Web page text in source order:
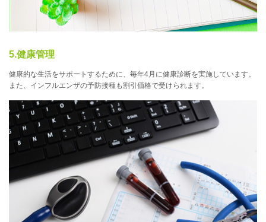
5.健康管理
健康的な生活をサポートするために、毎年4月に健康診断を実施しています。
また、インフルエンザの予防接種も割引価格で受けられます。